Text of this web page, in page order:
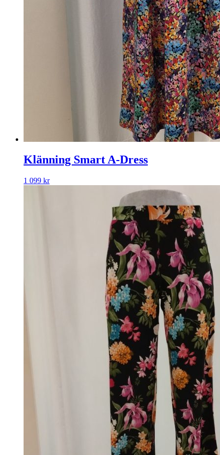
Klänning Smart A-Dress
1 099 kr